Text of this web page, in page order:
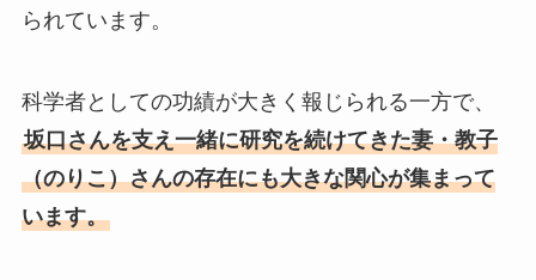
られています。
科学者としての功績が大きく報じられる一方で、
坂口さんを支え一緒に研究を続けてきた妻・教子
（のりこ）さんの存在にも大きな関心が集まって
います。